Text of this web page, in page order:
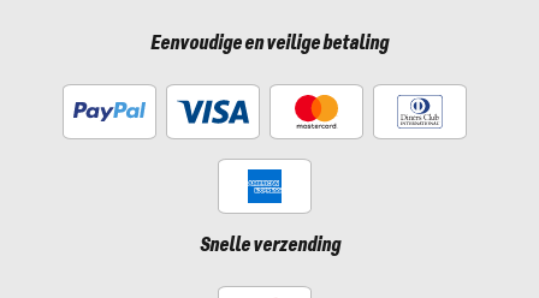
Eenvoudige en veilige betaling
Snelle verzending